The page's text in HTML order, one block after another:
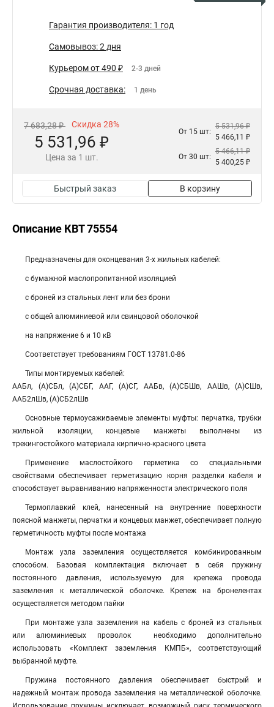
Гарантия производителя: 1 год
Самовывоз: 2 дня
Курьером от 490 ₽ 2-3 дней
Срочная доставка: 1 день
7 683,28 ₽ Скидка 28%
5 531,96 ₽
Цена за 1 шт.
От 15 шт:
5 531,96 ₽
5 466,11 ₽
От 30 шт:
5 466,11 ₽
5 400,25 ₽
Быстрый заказ В корзину
Описание КВТ 75554
Предназначены для оконцевания 3-х жильных кабелей:
с бумажной маслопропитанной изоляцией
с броней из стальных лент или без брони
с общей алюминиевой или свинцовой оболочкой
на напряжение 6 и 10 кВ
Соответствует требованиям ГОСТ 13781.0-86
Типы монтируемых кабелей:
ААБл, (А)СБл, (А)СБГ, ААГ, (А)СГ, ААБв, (А)СБШв, ААШв, (А)СШв,
ААБ2лШв, (А)СБ2лШв
Основные термоусаживаемые элементы муфты: перчатка, трубки
жильной изоляции, концевые манжеты выполнены из
трекингостойкого материала кирпично-красного цвета
Применение маслостойкого герметика со специальными
свойствами обеспечивает герметизацию корня разделки кабеля и
способствует выравниванию напряженности электрического поля
Термоплавкий клей, нанесенный на внутренние поверхности
поясной манжеты, перчатки и концевых манжет, обеспечивает полную
герметичность муфты после монтажа
Монтаж узла заземления осуществляется комбинированным
способом. Базовая комплектация включает в себя пружину
постоянного давления, используемую для крепежа провода
заземления к металлической оболочке. Крепеж на бронелентах
осуществляется методом пайки
При монтаже узла заземления на кабель с броней из стальных
или алюминиевых проволок необходимо дополнительно
использовать «Комплект заземления КМПБ», соответствующий
выбранной муфте.
Пружина постоянного давления обеспечивает быстрый и
надежный монтаж провода заземления на металлической оболочке.